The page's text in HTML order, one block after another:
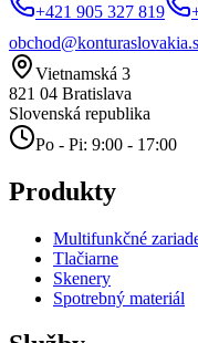
+421 905 327 819
Vietnamská 3
821 04 Bratislava
Slovenská republika
Po - Pi: 9:00 - 17:00
Produkty
Multifunkčné
Tlačiarne
Skenery
Spotrebný materiál